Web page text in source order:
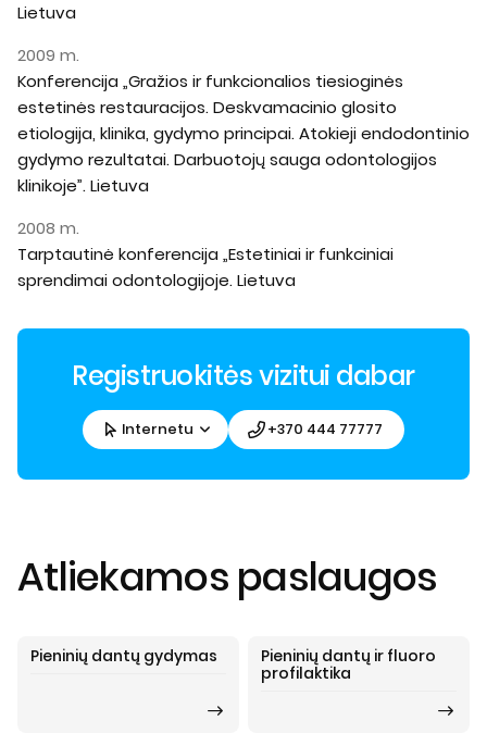
Lietuva
2009 m.
Konferencija „Gražios ir funkcionalios tiesioginės
estetinės restauracijos. Deskvamacinio glosito
etiologija, klinika, gydymo principai. Atokieji endodontinio
gydymo rezultatai. Darbuotojų sauga odontologijos
klinikoje”. Lietuva
2008 m.
Tarptautinė konferencija „Estetiniai ir funkciniai
sprendimai odontologijoje. Lietuva
Registruokitės vizitui dabar
Internetu +370 444 77777
Atliekamos paslaugos
Pieninių dantų gydymas
Pieninių dantų ir fluoro
profilaktika